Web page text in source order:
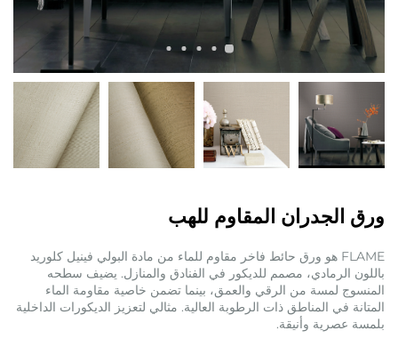
ورق الجدران المقاوم للهب
FLAME هو ورق حائط فاخر مقاوم للماء من مادة البولي فينيل كلوريد
باللون الرمادي، مصمم للديكور في الفنادق والمنازل. يضيف سطحه
المنسوج لمسة من الرقي والعمق، بينما تضمن خاصية مقاومة الماء
المتانة في المناطق ذات الرطوبة العالية. مثالي لتعزيز الديكورات الداخلية
بلمسة عصرية وأنيقة.